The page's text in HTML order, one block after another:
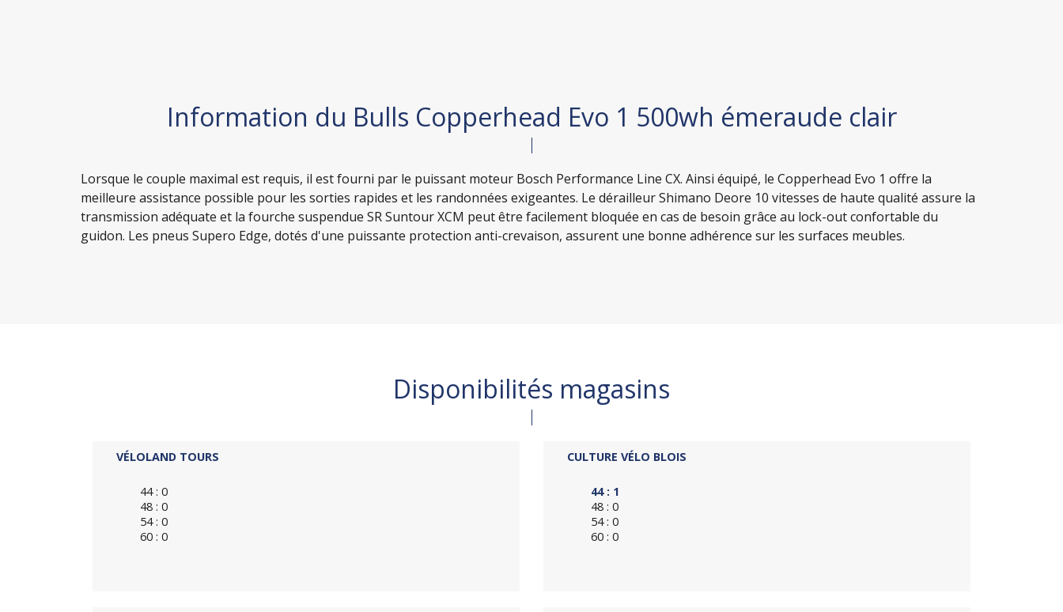
Information du Bulls Copperhead Evo 1 500wh émeraude clair
Lorsque le couple maximal est requis, il est fourni par le puissant moteur Bosch Performance Line CX. Ainsi équipé, le Copperhead Evo 1 offre la
meilleure assistance possible pour les sorties rapides et les randonnées exigeantes. Le dérailleur Shimano Deore 10 vitesses de haute qualité assure la
transmission adéquate et la fourche suspendue SR Suntour XCM peut être facilement bloquée en cas de besoin grâce au lock-out confortable du
guidon. Les pneus Supero Edge, dotés d'une puissante protection anti-crevaison, assurent une bonne adhérence sur les surfaces meubles.
Disponibilités magasins
VÉLOLAND TOURS
44 : 0
48 : 0
54 : 0
60 : 0
CULTURE VÉLO BLOIS
44 : 1
48 : 0
54 : 0
60 : 0